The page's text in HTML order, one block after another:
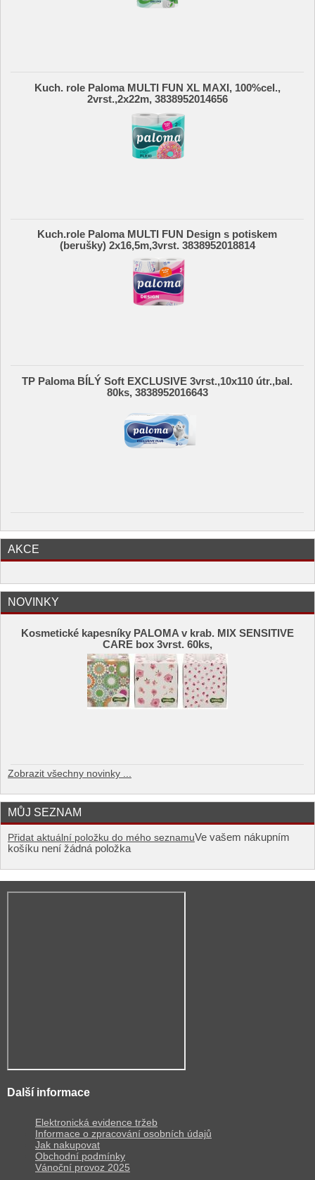
Kuch. role Paloma MULTI FUN XL MAXI, 100%cel.,
2vrst.,2x22m, 3838952014656
Kuch.role Paloma MULTI FUN Design s potiskem
(berušky) 2x16,5m,3vrst. 3838952018814
TP Paloma BÍLÝ Soft EXCLUSIVE 3vrst.,10x110 útr.,bal.
80ks, 3838952016643
AKCE
NOVINKY
Kosmetické kapesníky PALOMA v krab. MIX SENSITIVE
CARE box 3vrst. 60ks,
Zobrazit všechny novinky ...
MŮJ SEZNAM
Přidat aktuální položku do mého seznamuVe vašem nákupním
košíku není žádná položka
Další informace
Elektronická evidence tržeb
Informace o zpracování osobních údajů
Jak nakupovat
Obchodní podmínky
Vánoční provoz 2025